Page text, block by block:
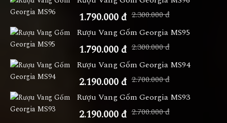
1.790.000 đ 2.300.000 đ
Rượu Vang Gốm Georgia MS95
1.790.000 đ 2.300.000 đ
Rượu Vang Gốm Georgia MS94
2.190.000 đ 2.700.000 đ
Rượu Vang Gốm Georgia MS93
2.190.000 đ 2.700.000 đ